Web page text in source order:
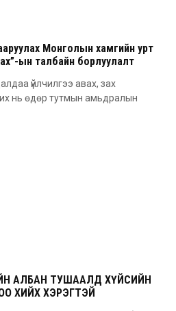
Монголын хамгийн урт
ын талбайн борлуулалт
үйлчилгээ авах, зах
нь өдөр тутмын амьдралын
АЛБАН ТУШААЛД ХҮЙСИЙН
ХИЙХ ХЭРЭГТЭЙ